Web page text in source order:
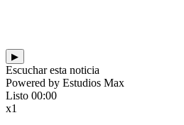
▶
Escuchar esta noticia
Powered by Estudios Max
Listo 00:00
x1